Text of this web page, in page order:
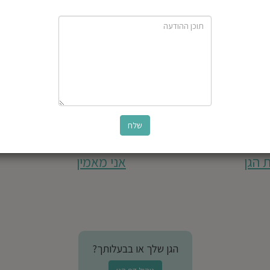
אני מאמין הגן
הגן שלך או בבעלותך?